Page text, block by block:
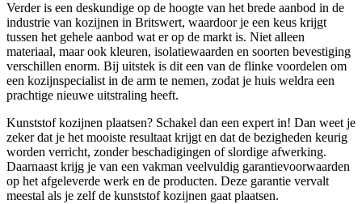
Verder is een deskundige op de hoogte van het brede aanbod in de
industrie van kozijnen in Britswert, waardoor je een keus krijgt
tussen het gehele aanbod wat er op de markt is. Niet alleen
materiaal, maar ook kleuren, isolatiewaarden en soorten bevestiging
verschillen enorm. Bij uitstek is dit een van de flinke voordelen om
een kozijnspecialist in de arm te nemen, zodat je huis weldra een
prachtige nieuwe uitstraling heeft.
Kunststof kozijnen plaatsen? Schakel dan een expert in! Dan weet je
zeker dat je het mooiste resultaat krijgt en dat de bezigheden keurig
worden verricht, zonder beschadigingen of slordige afwerking.
Daarnaast krijg je van een vakman veelvuldig garantievoorwaarden
op het afgeleverde werk en de producten. Deze garantie vervalt
meestal als je zelf de kunststof kozijnen gaat plaatsen.